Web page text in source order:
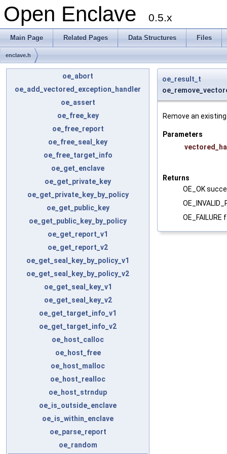
Open Enclave 0.5.x
Main Page Related Pages Data Structures Files
enclave.h
oe_abort
oe_add_vectored_exception_handler
oe_assert
oe_free_key
oe_free_report
oe_free_seal_key
oe_free_target_info
oe_get_enclave
oe_get_private_key
oe_get_private_key_by_policy
oe_get_public_key
oe_get_public_key_by_policy
oe_get_report_v1
oe_get_report_v2
oe_get_seal_key_by_policy_v1
oe_get_seal_key_by_policy_v2
oe_get_seal_key_v1
oe_get_seal_key_v2
oe_get_target_info_v1
oe_get_target_info_v2
oe_host_calloc
oe_host_free
oe_host_malloc
oe_host_realloc
oe_host_strndup
oe_is_outside_enclave
oe_is_within_enclave
oe_parse_report
oe_random
oe_result_t
Remove an
Parameters
Returns
OE_OK